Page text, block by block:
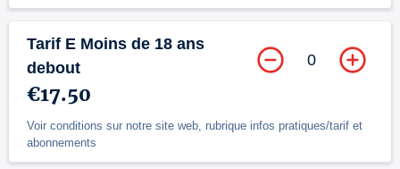
Tarif E Moins de 18 ans
debout
€17.50
Voir conditions sur notre site web, rubrique infos pratiques/tarif et
abonnements
0